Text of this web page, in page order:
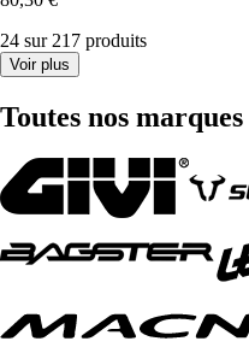
24 sur 217 produits
Voir plus
Toutes nos marques